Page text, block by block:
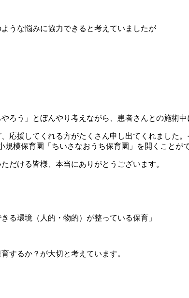
うな悩みに協力できると考えていましたが
ろう」とぼんやり考えながら、患者さんとの施術中
応援してくれる方がたくさん申し出てくれました
模保育園「ちいさなおうち保育園」を開くことが
だける皆様、本当にありがとうございます。
る環境（人的・物的）が整っている保育」
するか？が大切と考えています。